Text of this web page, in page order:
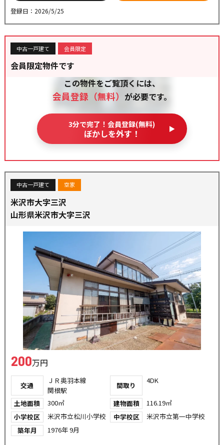
登録日：2026/5/25
中古一戸建て 会員限定
会員限定物件です
この物件をご覧頂くには、
会員登録（無料） が必要です。
3分で完了！会員登録(無料)
ぼかしを外す！
中古一戸建て 空家
米沢市大字三沢
山形県米沢市大字三沢
200万円
交通
ＪＲ奥羽本線
関根駅
間取り
4DK
土地面積 300㎡ 建物面積
116.19㎡
小学校区
米沢市立松川小学校 中学校区
米沢市立第一中学校
築年月
1976年 9月